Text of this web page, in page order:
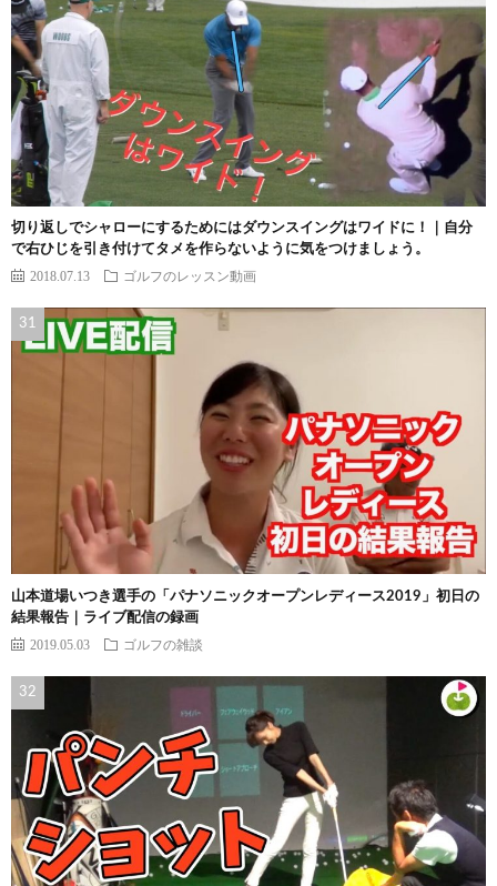
切り返しでシャローにするためにはダウンスイングはワイドに！｜自分
で右ひじを引き付けてタメを作らないように気をつけましょう。
2018.07.13 ゴルフのレッスン動画
山本道場いつき選手の「パナソニックオープンレディース2019」初日の
結果報告｜ライブ配信の録画
2019.05.03 ゴルフの雑談